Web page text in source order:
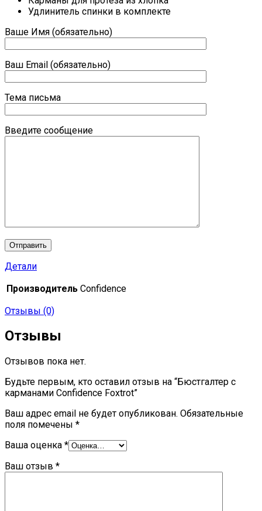
Удлинитель спинки в комплекте
Ваше Имя (обязательно)
Ваш Email (обязательно)
Тема письма
Введите сообщение
Детали
Производитель Confidence
Отзывы (0)
Отзывы
Отзывов пока нет.
Будьте первым, кто оставил отзыв на “Бюстгалтер с
карманами Confidence Foxtrot”
Ваш адрес email не будет опубликован. Обязательные
поля помечены *
Ваша оценка *
Ваш отзыв *